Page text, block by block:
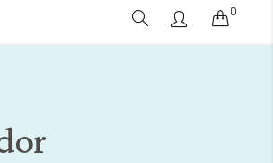
Cart
0